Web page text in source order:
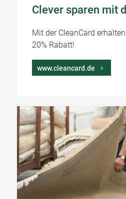
Clever sparen mit
Mit der CleanCard
20% Rabatt!
www.cleancard.de